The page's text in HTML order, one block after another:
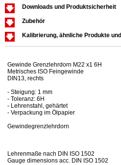
Downloads und Produktsicherheit
Zubehör
Kalibrierung, ähnliche Produkte
Gewinde Grenzlehrdorn M22 x1 6H
Metrisches ISO Feingewinde
DIN13, rechts
- Steigung: 1 mm
- Toleranz: 6H
- Lehrenstahl, gehärtet
- Verpackung im Ölpapier
Gewindegrenzlehrdorn
Lehrenmaße nach DIN ISO 1502
Gauge dimensions acc. DIN ISO 1502